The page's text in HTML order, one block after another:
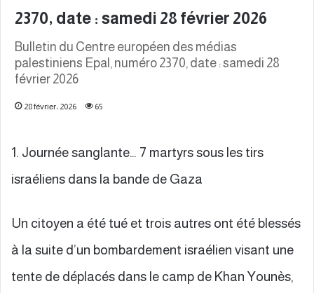
2370, date : samedi 28 février 2026
Bulletin du Centre européen des médias
palestiniens Epal, numéro 2370, date : samedi 28
février 2026
28 février، 2026 65
1. Journée sanglante… 7 martyrs sous les tirs
israéliens dans la bande de Gaza
Un citoyen a été tué et trois autres ont été blessés
à la suite d’un bombardement israélien visant une
tente de déplacés dans le camp de Khan Younès,